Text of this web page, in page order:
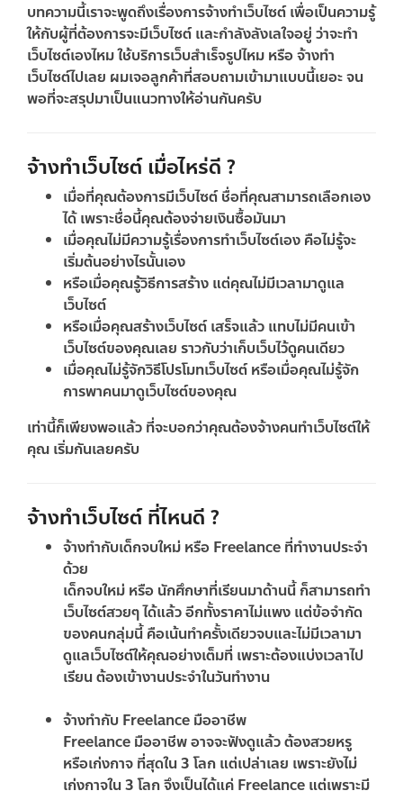
บทความนี้เราจะพูดถึงเรื่องการจ้างทำเว็บไซต์ เพื่อเป็นความรู้
ให้กับผู้ที่ต้องการจะมีเว็บไซต์ และกำลังลังเลใจอยู่ ว่าจะทำ
เว็บไซต์เองไหม ใช้บริการเว็บสำเร็จรูปไหม หรือ จ้างทำ
เว็บไซต์ไปเลย ผมเจอลูกค้าที่สอบถามเข้ามาแบบนี้เยอะ จน
พอที่จะสรุปมาเป็นแนวทางให้อ่านกันครับ
จ้างทำเว็บไซต์ เมื่อไหร่ดี ?
เมื่อที่คุณต้องการมีเว็บไซต์ ชื่อที่คุณสามารถเลือกเอง
ได้ เพราะชื่อนี้คุณต้องจ่ายเงินซื้อมันมา
เมื่อคุณไม่มีความรู้เรื่องการทำเว็บไซต์เอง คือไม่รู้จะ
เริ่มต้นอย่างไรนั้นเอง
หรือเมื่อคุณรู้วิธีการสร้าง แต่คุณไม่มีเวลามาดูแล
เว็บไซต์
หรือเมื่อคุณสร้างเว็บไซต์ เสร็จแล้ว แทบไม่มีคนเข้า
เว็บไซต์ของคุณเลย ราวกับว่าเก็บเว็บไว้ดูคนเดียว
เมื่อคุณไม่รู้จักวิธีโปรโมทเว็บไซต์ หรือเมื่อคุณไม่รู้จัก
การพาคนมาดูเว็บไซต์ของคุณ
เท่านี้ก็เพียงพอแล้ว ที่จะบอกว่าคุณต้องจ้างคนทำเว็บไซต์ให้
คุณ เริ่มกันเลยครับ
จ้างทำเว็บไซต์ ที่ไหนดี ?
จ้างทำกับเด็กจบใหม่ หรือ Freelance ที่ทำงานประจำ
ด้วย
เด็กจบใหม่ หรือ นักศึกษาที่เรียนมาด้านนี้ ก็สามารถทำ
เว็บไซต์สวยๆ ได้แล้ว อีกทั้งราคาไม่แพง แต่ข้อจำกัด
ของคนกลุ่มนี้ คือเน้นทำครั้งเดียวจบและไม่มีเวลามา
ดูแลเว็บไซต์ให้คุณอย่างเต็มที่ เพราะต้องแบ่งเวลาไป
เรียน ต้องเข้างานประจำในวันทำงาน
จ้างทำกับ Freelance มืออาชีพ
Freelance มืออาชีพ อาจจะฟังดูแล้ว ต้องสวยหรู
หรือเก่งกาจ ที่สุดใน 3 โลก แต่เปล่าเลย เพราะยังไม่
เก่งกาจใน 3 โลก จึงเป็นได้แค่ Freelance แต่เพราะมี